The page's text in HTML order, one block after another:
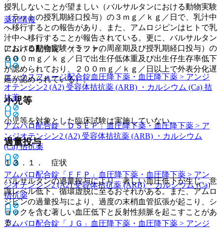
薬剤情報
アムバロ配合錠「ケミファ」
エックスフォージ配合錠血圧降下薬・血圧降下薬 > アンジ
オテンシン2 (A2) 受容体拮抗薬 (ARB) ・カルシウム (Ca) 拮
抗薬
アムバロ配合錠「ＤＳＥＰ」血圧降下薬・血圧降下薬 > ア
ンジオテンシン2 (A2) 受容体拮抗薬 (ARB) ・カルシウム
(Ca) 拮抗薬
アムバロ配合錠「ＦＦＰ」
血圧降下薬・血圧降下薬 > アン
ジオテンシン2 (A2) 受容体拮抗薬 (ARB) ・カルシウム (Ca)
拮抗薬
アムバロ配合錠「ＪＧ」
血圧降下薬・血圧降下薬 > アンジ
授乳しないことが望ましい（バルサルタンにおける動物実験
（ラットの授乳期経口投与）の３ｍｇ／ｋｇ／日で、乳汁中
へ移行するとの報告があり、また、アムロジピンはヒトで乳
汁中へ移行することが報告されている。更に、バルサルタン
における動物実験（ラットの周産期及び授乳期経口投与）の
６００ｍｇ／ｋｇ／日で出生仔低体重及び出生仔生存率低下
が認められており、２００ｍｇ／ｋｇ／日以上で外表分化遅
延が認められている）。
小児等
小児等を対象とした臨床試験は実施していない。
過量投与
１３．１． 症状
バルサルタンの過量投与により、著しい血圧低下が生じ、意
識レベル低下、循環虚脱に至るおそれがある。また、アムロ
ジピンの過量投与により、過度の末梢血管拡張が起こり、シ
ョックを含む著しい血圧低下と反射性頻脈を起こすことがあ
る。